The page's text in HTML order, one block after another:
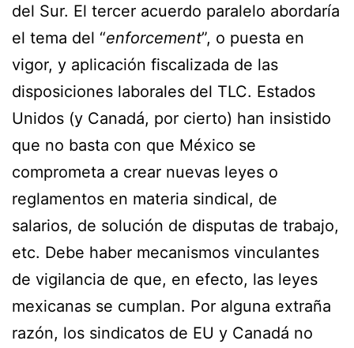
del Sur. El tercer acuerdo paralelo abordaría
el tema del “enforcement”, o puesta en
vigor, y aplicación fiscalizada de las
disposiciones laborales del TLC. Estados
Unidos (y Canadá, por cierto) han insistido
que no basta con que México se
comprometa a crear nuevas leyes o
reglamentos en materia sindical, de
salarios, de solución de disputas de trabajo,
etc. Debe haber mecanismos vinculantes
de vigilancia de que, en efecto, las leyes
mexicanas se cumplan. Por alguna extraña
razón, los sindicatos de EU y Canadá no